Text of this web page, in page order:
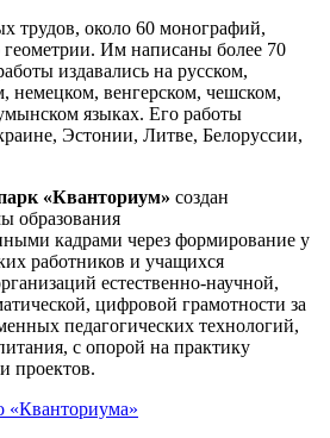
трудов, около 60 монографий,
Им написаны более 70
издавались на русском,
немецком, венгерском, чешском,
языках. Его работы
Эстонии, Литве, Белоруссии,
«Кванториум» создан
образования
кадрами через формирование у
работников и учащихся
естественно-научной,
цифровой грамотности за
педагогических технологий,
с опорой на практику
проектов.
«Кванториума»